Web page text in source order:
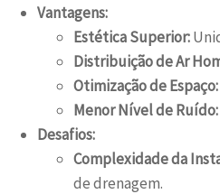
Vantagens:
Estética Superior:
Distribuição de Ar
Otimização de Espaço:
Menor Nível de Ruído:
Desafios:
Complexidade da
de drenagem.